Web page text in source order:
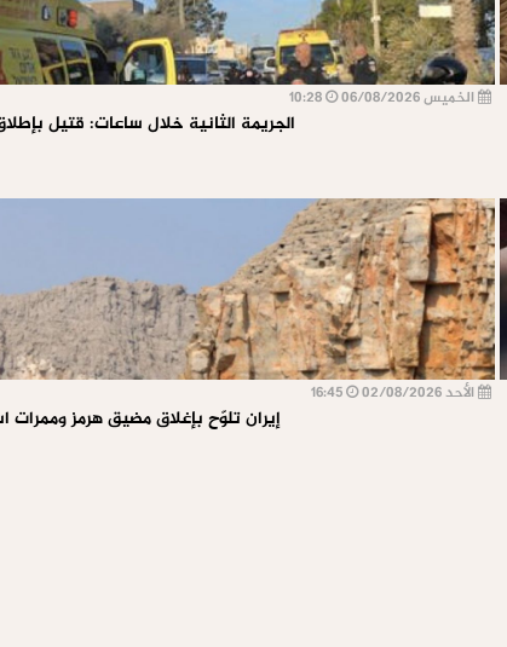
الخميس 06/08/2026
الجريمة الثانية خلال ساعات: قتيل
الأحد 02/08/2026
إيران تلوّح بإغلاق مضيق هرمز وممرات